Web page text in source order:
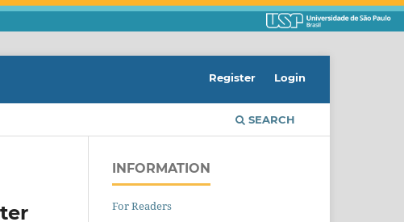
SEARCH
Register Login
INFORMATION
For Readers